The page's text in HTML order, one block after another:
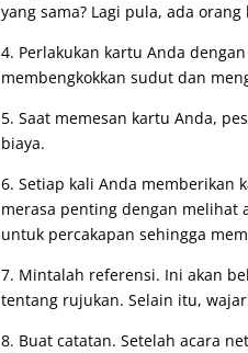
yang sama? Lagi pula, ada
4. Perlakukan kartu Anda
membengkokkan sudut dan
5. Saat memesan kartu Anda,
biaya.
6. Setiap kali Anda memberikan
merasa penting dengan melihat
untuk percakapan sehingga
7. Mintalah referensi. Ini akan
tentang rujukan. Selain itu,
8. Buat catatan. Setelah acara